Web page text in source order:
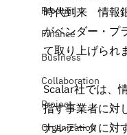
Product
Finance
Business
Collaboration
Project
Organization
時代到来　情報
がベンダー・プ
て取り上げられ
Scalar社では、
指す事業者に対
ナルデータに対